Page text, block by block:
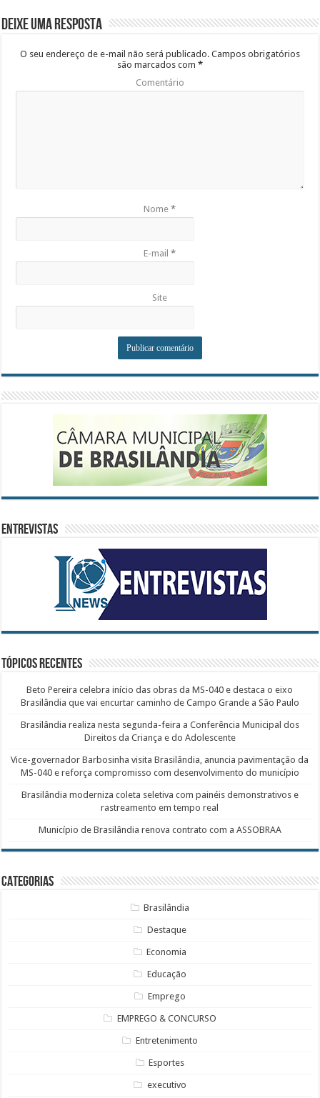
Deixe uma resposta
O seu endereço de e-mail não será publicado.Campos obrigatórios
são marcados com *
Comentário
Nome*
E-mail*
Site
ENTREVISTAS
Tópicos recentes
Beto Pereira celebra início das obras da MS-040 e destaca o eixo
Brasilândia que vai encurtar caminho de Campo Grande a São Paulo
Brasilândia realiza nesta segunda-feira a Conferência Municipal dos
Direitos da Criança e do Adolescente
Vice-governador Barbosinha visita Brasilândia, anuncia pavimentação da
MS-040 e reforça compromisso com desenvolvimento do município
Brasilândia moderniza coleta seletiva com painéis demonstrativos e
rastreamento em tempo real
Município de Brasilândia renova contrato com a ASSOBRAA
Categorias
Brasilândia
Destaque
Economia
Educação
Emprego
EMPREGO & CONCURSO
Entretenimento
Esportes
executivo